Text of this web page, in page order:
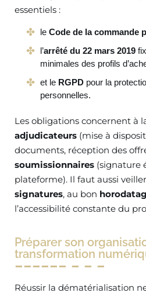
essentiels :
le Code de la commande
l’arrêté du 22 mars 2019
minimales des profils
et le RGPD pour la
personnelles.
Les obligations concernent à
adjudicateurs (mise à
documents, réception des
soumissionnaires (signature
plateforme). Il faut aussi
signatures, au bon
l’accessibilité constante du
Préparer son
transformation
Réussir la dématérialisation